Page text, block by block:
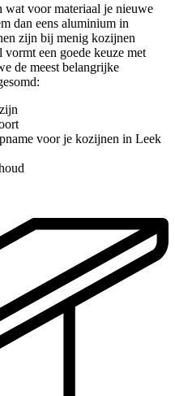
wat voor materiaal je nieuwe
dan eens aluminium in
zijn bij menig kozijnen
een goede keuze met
de meest belangrijke
voor je kozijnen in Leek